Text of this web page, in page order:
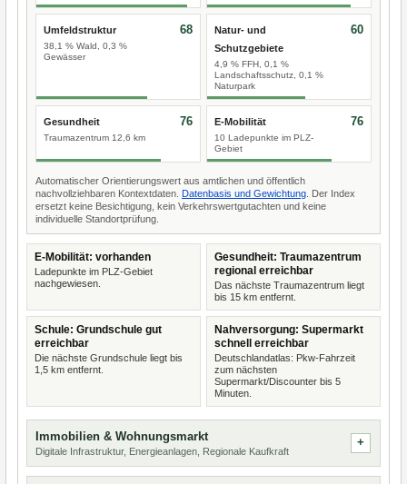
Umfeldstruktur
38,1 % Wald, 0,3 %
Gewässer
68
Natur- und
Schutzgebiete
4,9 % FFH, 0,1 %
Landschaftsschutz, 0,1 %
Naturpark
60
Gesundheit
Traumazentrum 12,6 km
76 E-Mobilität
10 Ladepunkte im PLZ-
Gebiet
76
Automatischer Orientierungswert aus amtlichen und öffentlich
nachvollziehbaren Kontextdaten. Datenbasis und Gewichtung . Der Index
ersetzt keine Besichtigung, kein Verkehrswertgutachten und keine
individuelle Standortprüfung.
E-Mobilität: vorhanden
Ladepunkte im PLZ-Gebiet
nachgewiesen.
Gesundheit: Traumazentrum
regional erreichbar
Das nächste Traumazentrum liegt
bis 15 km entfernt.
Schule: Grundschule gut
erreichbar
Die nächste Grundschule liegt bis
1,5 km entfernt.
Nahversorgung: Supermarkt
schnell erreichbar
Deutschlandatlas: Pkw-Fahrzeit
zum nächsten
Supermarkt/Discounter bis 5
Minuten.
Immobilien & Wohnungsmarkt
Digitale Infrastruktur, Energieanlagen, Regionale Kaufkraft